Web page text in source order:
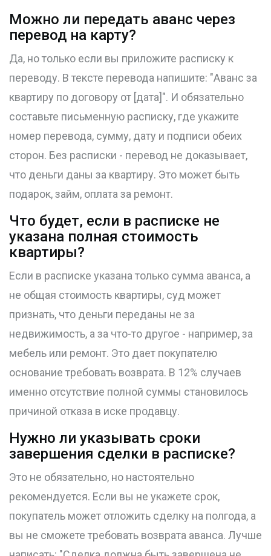
Можно ли передать аванс через
перевод на карту?
Да, но только если вы приложите расписку к
переводу. В тексте перевода напишите: "Аванс за
квартиру по договору от [дата]". И обязательно
составьте письменную расписку, где укажите
номер перевода, сумму, дату и подписи обеих
сторон. Без расписки - перевод не доказывает,
что деньги даны за квартиру. Это может быть
подарок, займ, оплата за ремонт.
Что будет, если в расписке не
указана полная стоимость
квартиры?
Если в расписке указана только сумма аванса, а
не общая стоимость квартиры, суд может
признать, что деньги переданы не за
недвижимость, а за что-то другое - например, за
мебель или ремонт. Это дает покупателю
основание требовать возврата. В 12% случаев
именно отсутствие полной суммы становилось
причиной отказа в иске продавцу.
Нужно ли указывать сроки
завершения сделки в расписке?
Это не обязательно, но настоятельно
рекомендуется. Если вы не укажете срок,
покупатель может отложить сделку на полгода, а
вы не сможете требовать возврата аванса. Лучше